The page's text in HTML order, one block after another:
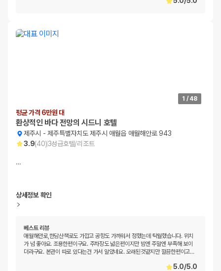
1 / 48
평균 가격 6만원 대
환상적인 바다 전망의 시드니 호텔
제주시 -제주특별자치도 제주시 애월읍 애월해안로 943
3.9(40)3성급호텔/리조트
…
상세정보 확인
베스트 리뷰
애월해안로,한담산책로도 가깝고 공항도 가까워서 정했는데 탁월했습니다. 위치
가 넘 좋아요. 조용한편이구요. 주차장도 넓은편이지만 밤엔 주말엔 부족해 보이
더라구요. 본관이 따로 있다는건 가서 알았네요. 오래된것같지만 깔끔한편이고…
5.0/5.0